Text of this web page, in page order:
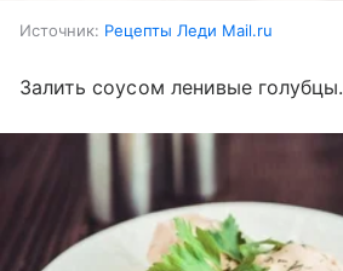
Источник: Рецепты Леди Mail.ru
Залить соусом ленивые голубцы.